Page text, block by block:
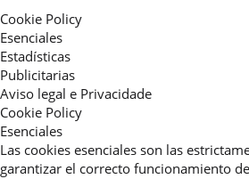
Cookie Policy
Esenciales
Estadísticas
Publicitarias
Aviso legal e Privacidade
Cookie Policy
Esenciales
Las cookies esenciales son las
garantizar el correcto funcionamiento